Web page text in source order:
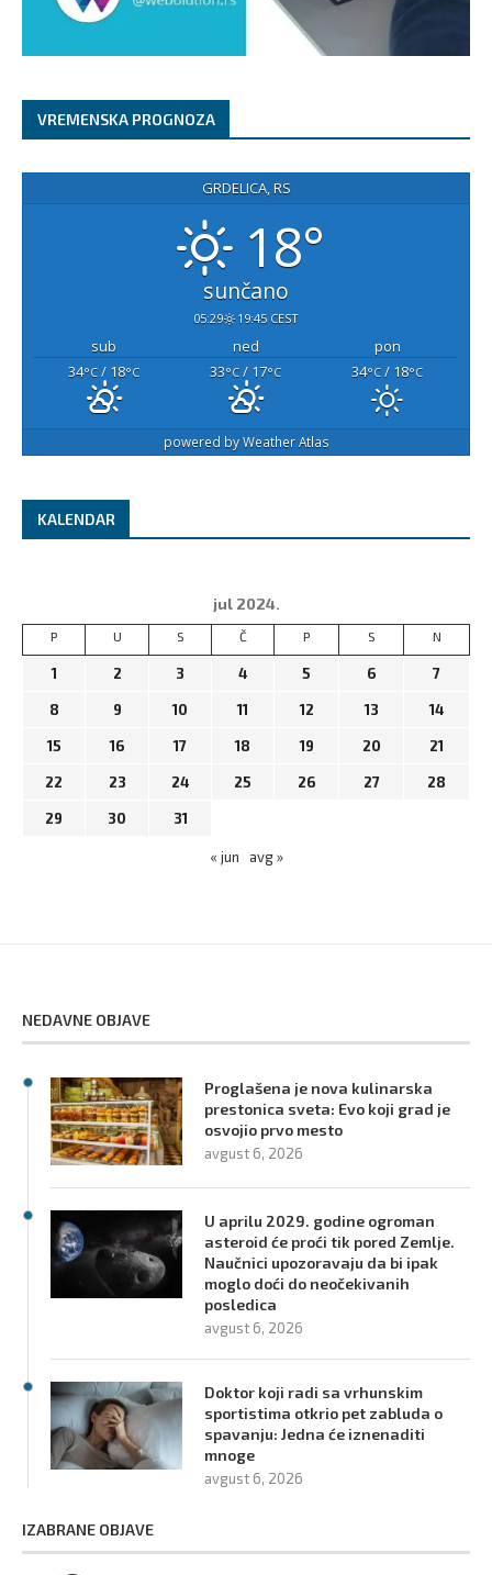
VREMENSKA PROGNOZA
GRDELICA, RS
18°
sunčano
05:29 19:45 CEST
sub ned
pon
34°C / 18°C 33°C / 17°C 34°C / 18°C
powered byWeather Atlas
KALENDAR
jul 2024.
P U S Č P S N
1 2 3 4 5 6 7
8 9 10 11 12 13 14
15 16 17 18 19 20 21
22 23 24 25 26 27 28
29 30 31
« jun avg »
NEDAVNE OBJAVE
Proglašena je nova kulinarska
prestonica sveta: Evo koji grad je
osvojio prvo mesto
avgust 6, 2026
U aprilu 2029. godine ogroman
asteroid će proći tik pored Zemlje.
Naučnici upozoravaju da bi ipak
moglo doći do neočekivanih
posledica
avgust 6, 2026
Doktor koji radi sa vrhunskim
sportistima otkrio pet zabluda o
spavanju: Jedna će iznenaditi
mnoge
avgust 6, 2026
IZABRANE OBJAVE